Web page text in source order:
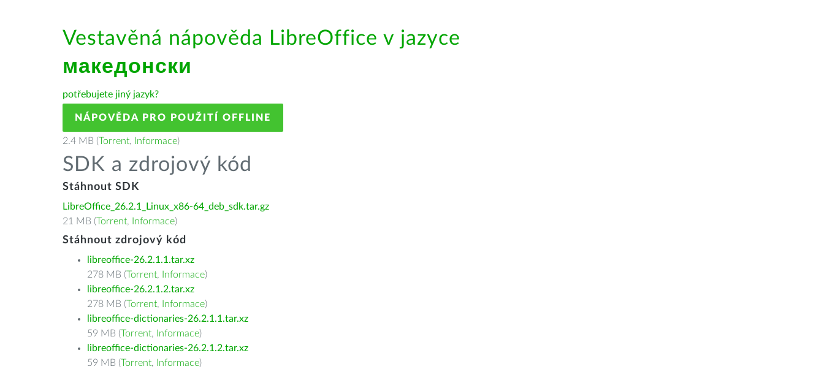
Vestavěná nápověda LibreOffice v jazyce
македонски
potřebujete jiný jazyk?
NÁPOVĚDA PRO POUŽITÍ OFFLINE
2.4 MB (Torrent, Informace)
SDK a zdrojový kód
Stáhnout SDK
LibreOffice_26.2.1_Linux_x86-64_deb_sdk.tar.gz
21 MB (Torrent, Informace)
Stáhnout zdrojový kód
libreoffice-26.2.1.1.tar.xz
278 MB (Torrent, Informace)
libreoffice-26.2.1.2.tar.xz
278 MB (Torrent, Informace)
libreoffice-dictionaries-26.2.1.1.tar.xz
59 MB (Torrent, Informace)
libreoffice-dictionaries-26.2.1.2.tar.xz
59 MB (Torrent, Informace)